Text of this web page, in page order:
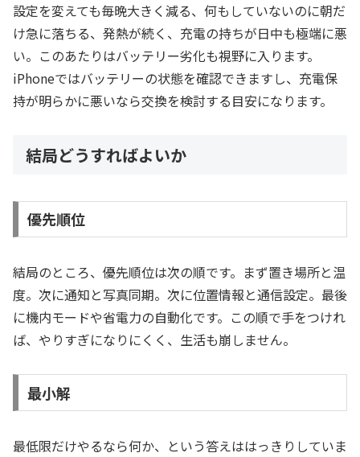
設定を変えても毎晩大きく減る、何もしていないのに朝だ
け急に落ちる、発熱が続く、充電の持ちが日中も極端に悪
い。このあたりはバッテリー劣化も視野に入ります。
iPhoneではバッテリーの状態を確認できますし、充電保
持が明らかに悪いなら交換を検討する目安になります。
結局どうすればよいか
優先順位
結局のところ、優先順位は次の順です。まず置き場所と温
度。次に通知と写真同期。次に位置情報と通信設定。最後
に機内モードや省電力の自動化です。この順で手をつけれ
ば、やりすぎになりにくく、生活も崩しません。
最小解
最低限だけやるなら何か、という答えははっきりしていま